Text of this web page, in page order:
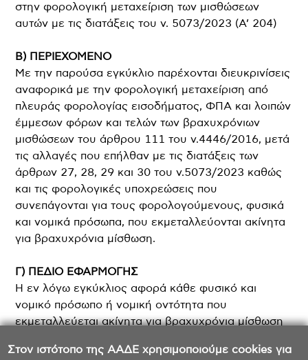
Στον ιστότοπο της ΑΑΔΕ χρησιμοποιούμε cookies για
στην φορολογική μεταχείριση των μισθώσεων
αυτών με τις διατάξεις του ν. 5073/2023 (Α’ 204)
Β) ΠΕΡΙΕΧΟΜΕΝΟ
Με την παρούσα εγκύκλιο παρέχονται διευκρινίσεις
αναφορικά με την φορολογική μεταχείριση από
πλευράς φορολογίας εισοδήματος, ΦΠΑ και λοιπών
έμμεσων φόρων και τελών των βραχυχρόνιων
μισθώσεων του άρθρου 111 του ν.4446/2016, μετά
τις αλλαγές που επήλθαν με τις διατάξεις των
άρθρων 27, 28, 29 και 30 του ν.5073/2023 καθώς
και τις φορολογικές υποχρεώσεις που
συνεπάγονται για τους φορολογούμενους, φυσικά
και νομικά πρόσωπα, που εκμεταλλεύονται ακίνητα
για βραχυχρόνια μίσθωση.
Γ) ΠΕΔΙΟ ΕΦΑΡΜΟΓΗΣ
Η εν λόγω εγκύκλιος αφορά κάθε φυσικό και
νομικό πρόσωπο ή νομική οντότητα που
εκμεταλλεύεται ακίνητα για βραχυχρόνια μίσθωση
μισθωτής με τα πρόσωπα αυτά.